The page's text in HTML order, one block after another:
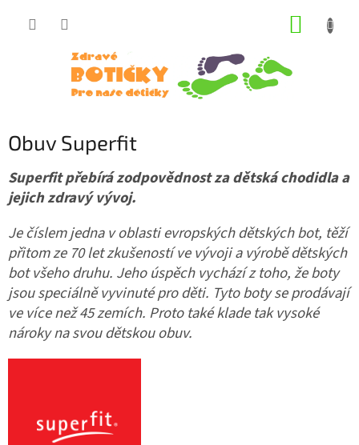
Obuv Superfit
Superfit přebírá zodpovědnost za dětská chodidla a
jejich zdravý vývoj.
Je číslem jedna v oblasti evropských dětských bot, těží
přitom ze 70 let zkušeností ve vývoji a výrobě dětských
bot všeho druhu. Jeho úspěch vychází z toho, že boty
jsou speciálně vyvinuté pro děti. Tyto boty se prodávají
ve více než 45 zemích. Proto také klade tak vysoké
nároky na svou dětskouobuv.